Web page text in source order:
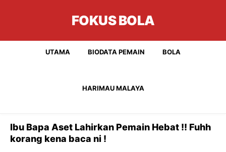
FOKUS BOLA
UTAMA BIODATA PEMAIN BOLA
HARIMAU MALAYA
Ibu Bapa Aset Lahirkan Pemain Hebat !! Fuhh
korang kena baca ni !